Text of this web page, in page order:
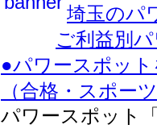
埼玉のパ
ご利益別
●パワースポッ
（合格・スポー
パワースポット